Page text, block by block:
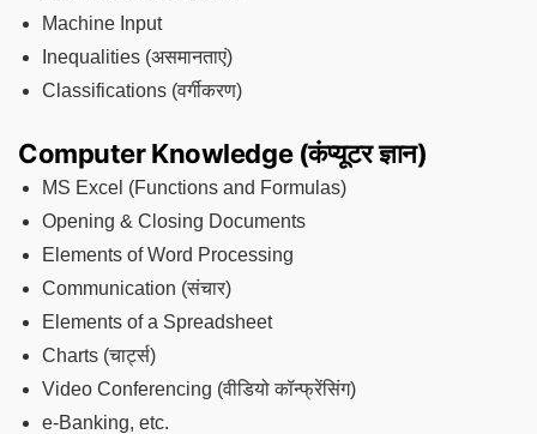
Machine Input
Inequalities (असमानताएं)
Classifications (वर्गीकरण)
Computer Knowledge (कंप्यूटर ज्ञान)
MS Excel (Functions and Formulas)
Opening & Closing Documents
Elements of Word Processing
Communication (संचार)
Elements of a Spreadsheet
Charts (चार्ट्स)
Video Conferencing (वीडियो कॉन्फ्रेंसिंग)
e-Banking, etc.